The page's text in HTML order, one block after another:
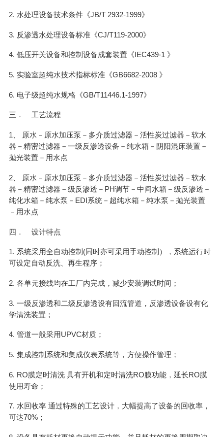
2. 水处理设备技术条件《JB/T 2932-1999》
3. 反渗透水处理设备标准《CJ/T119-2000》
4. 低压开关设备和控制设备成套装置《IEC439-1 》
5. 实验室超纯水技术指标标准《GB6682-2008 》
6. 电子级超纯水规格《GB/T11446.1-1997》
三． 工艺流程
1、 原水－原水加压泵－多介质过滤器－活性炭过滤器－软水
器－精密过滤器－一级反渗透设备－纯水箱－阴阳混床装置－
抛光装置－用水点
2、 原水－原水加压泵－多介质过滤器－活性炭过滤器－软水
器－精密过滤器－级反渗透－PH调节－中间水箱－级反渗透－
纯化水箱－纯水泵－EDI系统－超纯水箱－纯水泵－抛光装置
－用水点
四． 设计特点
1. 系统采用全自动控制(同时亦可采用手动控制），系统运行时
可设定自动反洗、再生程序；
2. 各单元接线均在工厂内完成，减少安装调试时间；
3. 一级反渗透和二级反渗透设有回流管道，反渗透设备设有化
学清洗装置；
4. 管道一般采用UPVC材质；
5. 集成控制系统和集成仪表系统等，方便操作管理；
6. RO膜定时清洗 具有开机和定时清洗RO膜功能，延长RO膜
使用寿命；
7. 水回收率 通过特殊的工艺设计，大幅提高了设备的回收率，
可达70%；